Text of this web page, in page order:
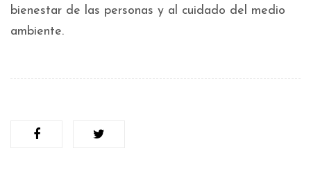
bienestar de las personas y al cuidado del medio
ambiente.